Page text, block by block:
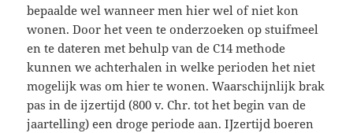
bepaalde wel wanneer men hier wel of niet kon
wonen. Door het veen te onderzoeken op stuifmeel
en te dateren met behulp van de C14 methode
kunnen we achterhalen in welke perioden het niet
mogelijk was om hier te wonen. Waarschijnlijk brak
pas in de ijzertijd (800 v. Chr. tot het begin van de
jaartelling) een droge periode aan. IJzertijd boeren